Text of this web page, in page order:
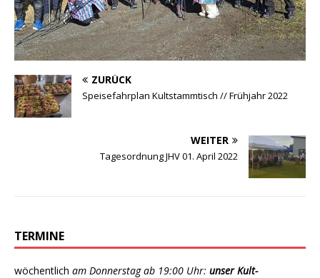
ZURÜCK
Speisefahrplan Kultstammtisch // Frühjahr 2022
WEITER
Tagesordnung JHV 01. April 2022
TERMINE
wöchentlich am Donnerstag ab 19:00 Uhr: unser Kult-